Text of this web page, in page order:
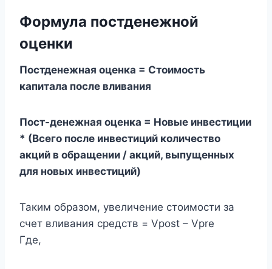
Формула постденежной
оценки
Постденежная оценка = Стоимость
капитала после вливания
Пост-денежная оценка = Новые инвестиции
* (Всего после инвестиций количество
акций в обращении / акций, выпущенных
для новых инвестиций)
Таким образом, увеличение стоимости за
счет вливания средств = Vpost – Vpre
Где,